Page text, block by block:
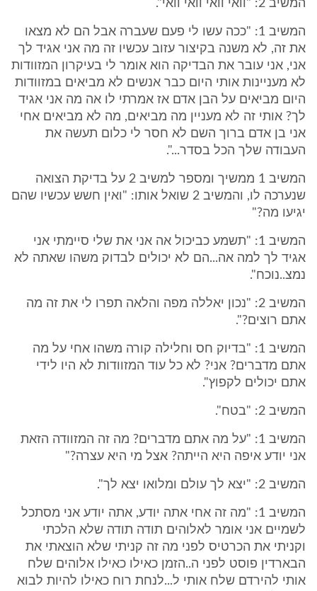
המשיב 2: "וואי וואי וואי וואי".
המשיב 1: "ככה עשו לי פעם שעברה אבל הם לא מצאו
את זה, לא משנה בקיצור עזוב עכשיו זה מה אני אגיד לך
אני, אני עובר את הבדיקה הוא אומר לי בעיקרון המזוודות
לא מעניינות אותי היום כבר אנשים לא מביאים במזוודות
היום מביאים על הבן אדם אז אמרתי לו אה מה אני אגיד
לך? אותי זה לא מעניין מה מביאים, מה לא מביאים אחי
אני בן אדם ברוך השם לא חסר לי כלום תעשה את
העבודה שלך הכל בסדר...".
המשיב 1 ממשיך ומספר למשיב 2 על בדיקת הצואה
שנערכה לו, והמשיב 2 שואל אותו: "ואין חשש עכשיו שהם
יגיעו מה?"
המשיב 1: "תשמע כביכול אה אני את שלי סיימתי אני
אגיד לך למה אה...הם לא יכולים לבדוק משהו שאתה לא
נמצ..נוכח".
המשיב 2: "נכון יאללה מפה והלאה תפרו לי את זה מה
אתם רוצים?".
המשיב 1: "בדיוק חס וחלילה קורה משהו אחי על מה
אתם מדברים? אני? לא כל עוד המזוודות לא היו לידי
אתם יכולים לקפוץ".
המשיב 2: "בטח".
המשיב 1: "על מה אתם מדברים? מה זה המזוודה הזאת
אני יודע איפה היא הייתה? אצל מי היא עצרה?"
המשיב 2: "יצא לך עולם ומלואו יצא לך".
המשיב 1: "מה זה אחי אתה יודע, אתה יודע אני מסתכל
לשמיים אני אומר לאלוהים תודה תודה שלא הלכתי
וקניתי את הכרטיס לפני מה זה קניתי שלא הוצאתי את
הבארדין פוסט לפני ה..הזמן כאילו כאילו אלוהים שלח
אותי להירדם שלח אותי ל...לנחת רוח כאילו להיות לבוא